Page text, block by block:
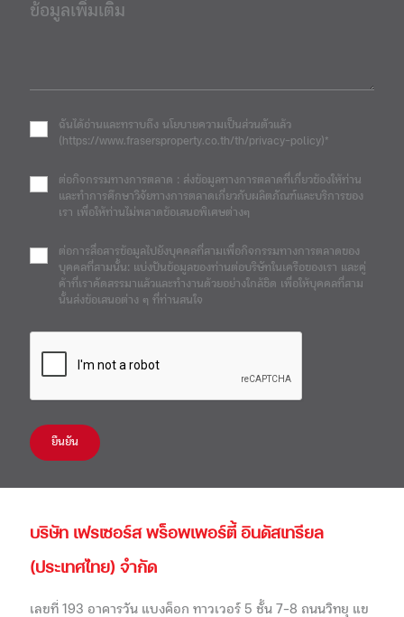
ข้อมูลเพิ่มเติม
ฉันได้อ่านและทราบถึง นโยบายความเป็นส่วนตัวแล้ว
(https://www.frasersproperty.co.th/th/privacy-policy)*
ต่อกิจกรรมทางการตลาด : ส่งข้อมูลทางการตลาดที่เกี่ยวข้องให้ท่าน
และทำการศึกษาวิจัยทางการตลาดเกี่ยวกับผลิตภัณฑ์และบริการของ
เรา เพื่อให้ท่านไม่พลาดข้อเสนอพิเศษต่างๆ
ต่อการสื่อสารข้อมูลไปยังบุคคลที่สามเพื่อกิจกรรมทางการตลาดของ
บุคคลที่สามนั้น: แบ่งปันข้อมูลของท่านต่อบริษัทในเครือของเรา และคู่
ค้าที่เราคัดสรรมาแล้วและทำงานด้วยอย่างใกล้ชิด เพื่อให้บุคคลที่สาม
นั้นส่งข้อเสนอต่าง ๆ ที่ท่านสนใจ
ยืนยัน
บริษัท เฟรเซอร์ส พร็อพเพอร์ตี้ อินดัสเทรียล
(ประเทศไทย) จำกัด
เลขที่ 193 อาคารวัน แบงค็อก ทาวเวอร์ 5 ชั้น 7-8 ถนนวิทยุ แข